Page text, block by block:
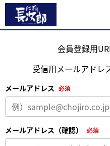
会員登録用
受信用メールアドレ
メールアドレス 必須
メールアドレス（確認） 必須